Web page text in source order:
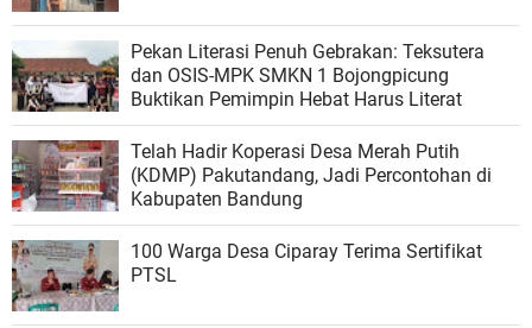
Pekan Literasi Penuh Gebrakan: Teksutera
dan OSIS-MPK SMKN 1 Bojongpicung
Buktikan Pemimpin Hebat Harus Literat
Telah Hadir Koperasi Desa Merah Putih
(KDMP) Pakutandang, Jadi Percontohan di
Kabupaten Bandung
100 Warga Desa Ciparay Terima Sertifikat
PTSL